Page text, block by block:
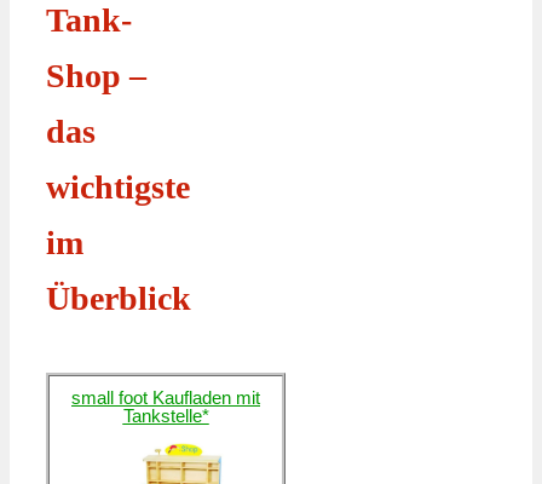
Tank-
Shop –
das
wichtigste
im
Überblick
small foot Kaufladen mit
Tankstelle*